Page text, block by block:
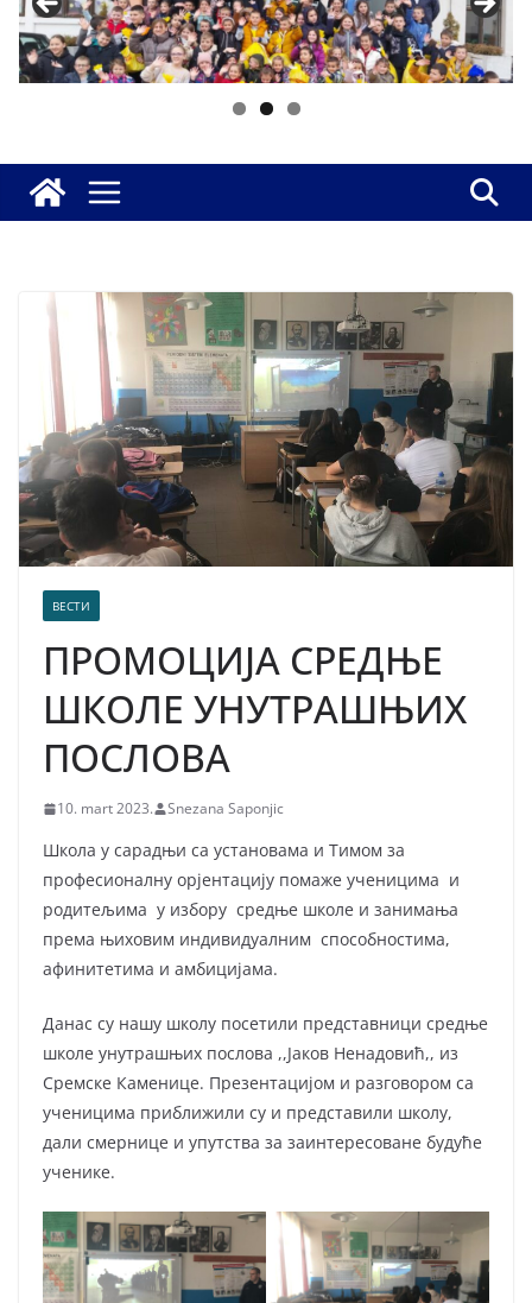
ВЕСТИ
ПРОМОЦИЈА СРЕДЊЕ
ШКОЛЕ УНУТРАШЊИХ
ПОСЛОВА
10. mart 2023. Snezana Saponjic
Школа у сарадњи са установама и Тимом за
професионалну орјентацију помаже ученицима и
родитељима у избору средње школе и занимања
према њиховим индивидуалним способностима,
афинитетима и амбицијама.
Данас су нашу школу посетили представници средње
школе унутрашњих послова ,,Јаков Ненадовић,, из
Сремске Каменице. Презентацијом и разговором са
ученицима приближили су и представили школу,
дали смернице и упутства за заинтересоване будуће
ученике.